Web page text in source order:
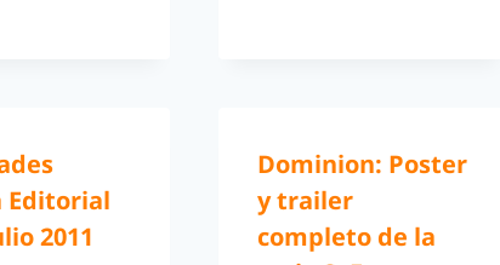
Editorial
2011
Dominion: Poster
y trailer
completo de la